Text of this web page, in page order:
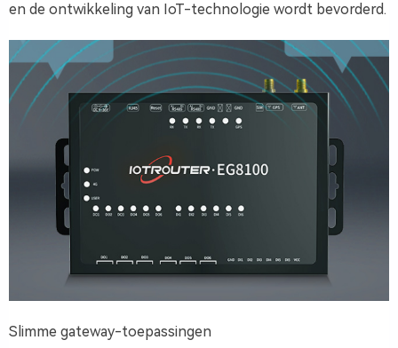
en de ontwikkeling van IoT-technologie wordt bevorderd.
Slimme gateway-toepassingen